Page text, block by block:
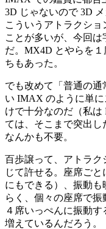
3D じゃないので 3D
こういうアトラクシ
ことが多いが、今回
だ。MX4D とやらを
ちもあった。
でも改めて「普通の
い IMAX のように単
けで十分なのだ（私
ては、そこまで突出し
なんかも不要。
百歩譲って、アトラク
じて許せる。座席ご
にもできる）、振動
らく、個々の座席で
４席いっぺんに振動
増えているんだろう。